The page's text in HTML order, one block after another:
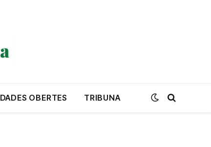
DADES OBERTES TRIBUNA